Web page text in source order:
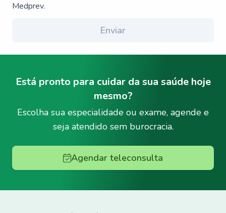
Medprev.
Enviar
Está pronto para cuidar da sua saúde hoje
mesmo?
Escolha sua especialidade ou exame, agende e
seja atendido sem burocracia.
Agendar teleconsulta